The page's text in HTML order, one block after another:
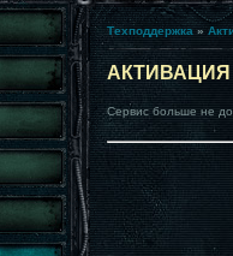
Техподдержка »
Сервис больше не